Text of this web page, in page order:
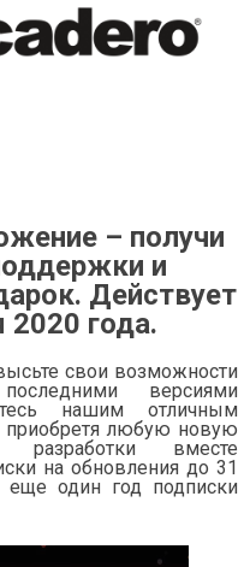
– получи
и
Действует
2020 года.
свои возможности
версиями
нашим отличным
любую новую
вместе
на обновления до 31
еще один год подписки